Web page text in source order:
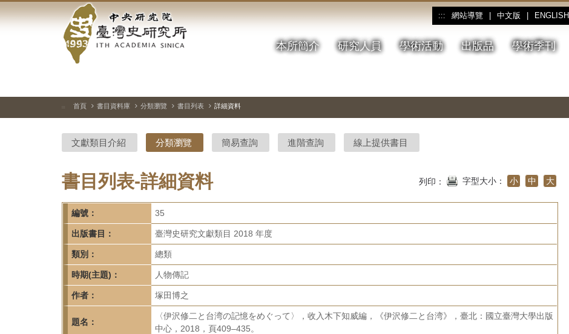
到
中
央
研
院-
臺
灣
史
研
究
所-
首
頁
::: 網站導覽 中文版 ENGLISH
本所簡介 研究人員 學術活動 出版品 學術季刊
::: 首頁 書目資料庫 分類瀏覽 書目列表 詳細資料
文獻類目介紹 分類瀏覽 簡易查詢 進階查詢 線上提供書目
書目列表-詳細資料 列印： 字型大小： 小 中 大
編號： 35
出版書目： 臺灣史研究文獻類目 2018 年度
類別： 總類
時期(主題)： 人物傳記
作者： 塚田博之
題名：
〈伊沢修二と台湾の記憶をめぐって〉，收入木下知威編，《伊沢修二と台湾》，臺北：國立臺灣大學出版
中心，2018，頁409–435。